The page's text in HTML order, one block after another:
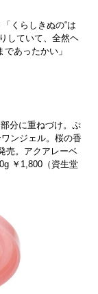
くらしきぬの“は
していて、全然ヘ
あったかい」
分に重ねづけ。ぷ
ンジェル。桜の香
売。アクアレーベ
￥1,800（資生堂